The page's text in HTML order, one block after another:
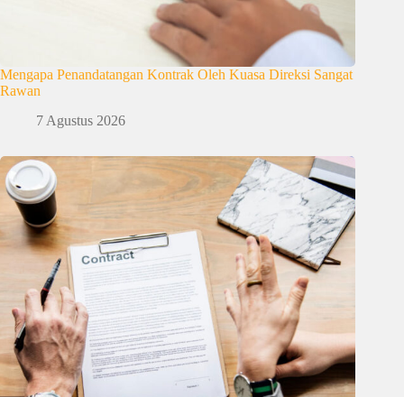
Mengapa Penandatangan Kontrak Oleh Kuasa Direksi Sangat
Rawan
7 Agustus 2026